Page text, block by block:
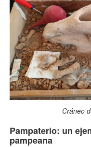
Cráneo
Pampaterio: un
pampeana